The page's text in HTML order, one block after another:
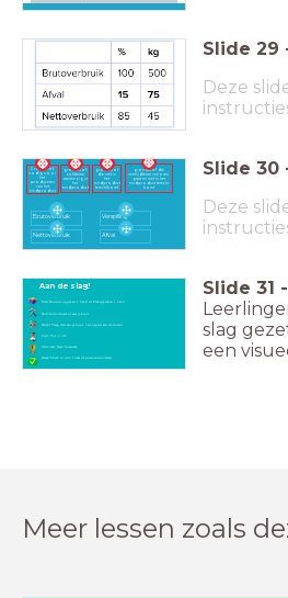
Slide 29
Deze
Grondstof,
nodig voor
het
produceren
van het
eindproduct
grondstof,
zichtbaar
aanwezig in
het
eindproduct
grondstof
die niet in
het
eindproduct
terechtkomt
grondstof die
vermijdbaar verloren
gaat en niet in het
eindproduct terecht
komt
Brutoverbruik
Nettoverbruik Afval
Verspilling
Slide 30
Deze
Wat? Routine opgaven 1 t/m 9 en Praktijktaken 1 t/m 3
Hoe? Individueel of met je buur
Hulp? Vraag eerst aan je buur, vervolgens aan de docent
Tijd: Tot 11:45
Uitkomst: Geen huiswerk
Klaar? Check in duo's naar de juiste antwoorden.
Aan de slag! Slide 31 -
slag
een
Meer lessen zoals